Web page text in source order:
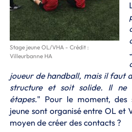
Stage jeune OL/VHA - Crédit :
Villeurbanne HA
joueur de handball, mais il faut
structure et soit solide. Il
étapes." Pour le moment, des
jeune sont organisé entre OL et
moyen de créer des contacts ?